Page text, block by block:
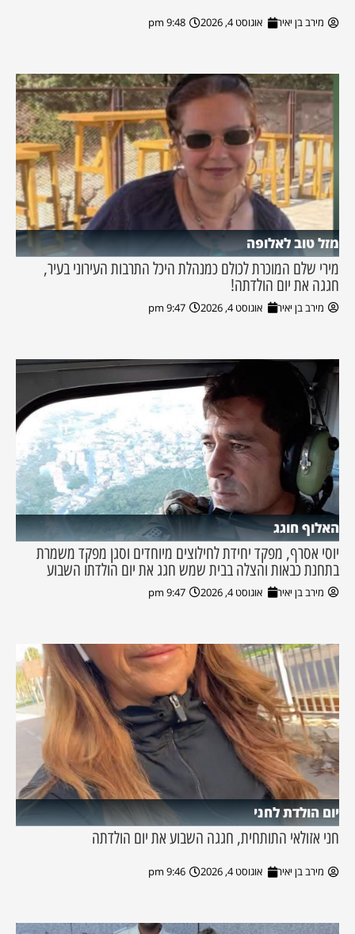
מירב בן יאיר אוגוסט 4, 2026 9:48 pm
מזל טוב לאלופה
מירי שלם המוכרת לכולם כמנהלת היכל התרבות העירוני בעיר,
חגגה את יום הולדתה!
מירב בן יאיר אוגוסט 4, 2026 9:47 pm
האלוף חוגג
יוסי אסרף, מפקד יחידת לחילוצים מיוחדים וסגן מפקד משמרת
בתחנת כבאות והצלה בבית שמש חגג את יום הולדתו השבוע
מירב בן יאיר אוגוסט 4, 2026 9:47 pm
יום הולדת לחני
חני אזולאי התותחית, חגגה השבוע את יום הולדתה
מירב בן יאיר אוגוסט 4, 2026 9:46 pm